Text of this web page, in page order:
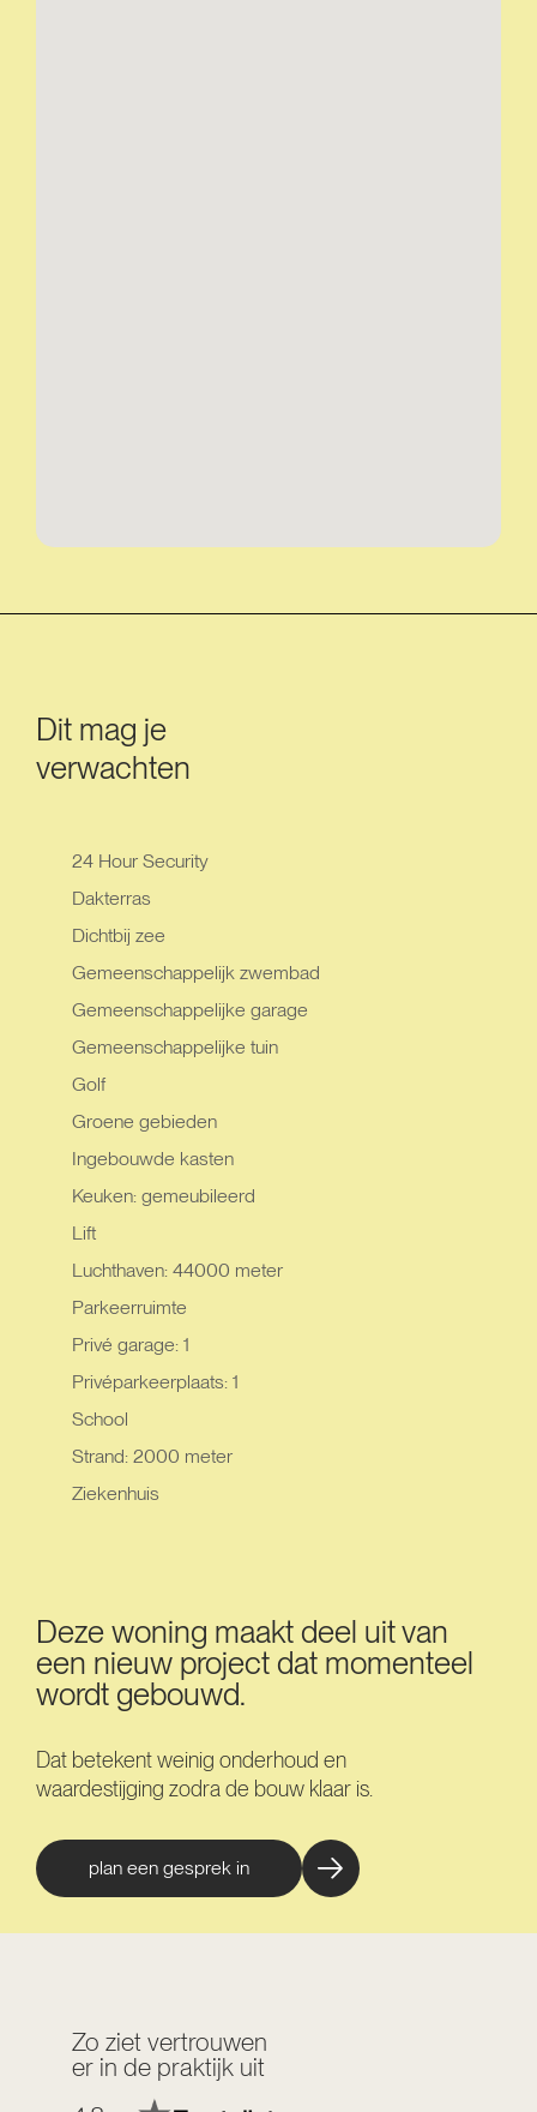
Dit mag je
verwachten
24 Hour Security
Dakterras
Dichtbij zee
Gemeenschappelijk zwembad
Gemeenschappelijke garage
Gemeenschappelijke tuin
Golf
Groene gebieden
Ingebouwde kasten
Keuken: gemeubileerd
Lift
Luchthaven: 44000 meter
Parkeerruimte
Privé garage: 1
Privéparkeerplaats: 1
School
Strand: 2000 meter
Ziekenhuis
Deze woning maakt deel uit van
een nieuw project dat momenteel
wordt gebouwd.
Dat betekent weinig onderhoud en
waardestijging zodra de bouw klaar is.
plan een gesprek in
Zo ziet vertrouwen
er in de praktijk uit